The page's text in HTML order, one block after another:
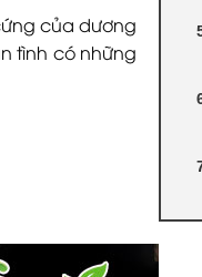
của dương
tình có những